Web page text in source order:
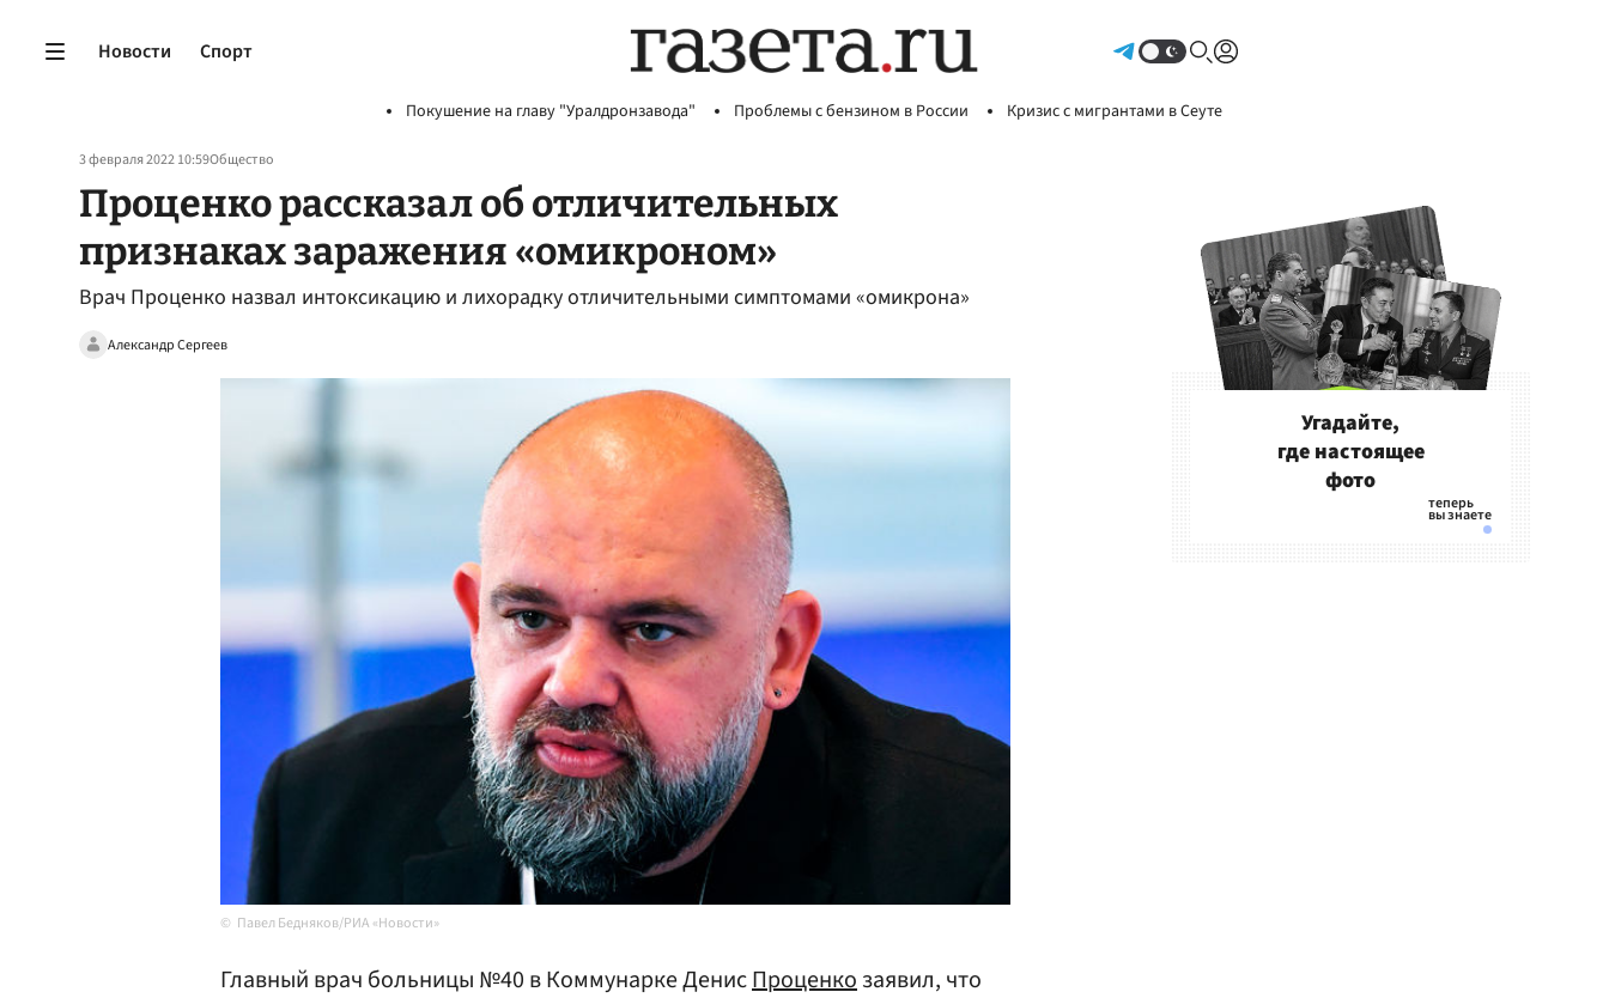
Новости Спорт
Покушение на главу "Уралдронзавода" Проблемы с бензином в России Кризис с мигрантами в Сеуте
3 февраля 2022 10:59Общество
Проценко рассказал об отличительных
признаках заражения «омикроном»
Врач Проценко назвал интоксикацию и лихорадку отличительными симптомами «омикрона»
Александр Сергеев
Павел Бедняков/РИА «Новости»
Главный врач больницы №40 в Коммунарке ДенисПроценкозаявил, что
Угадайте,
где настоящее
фото